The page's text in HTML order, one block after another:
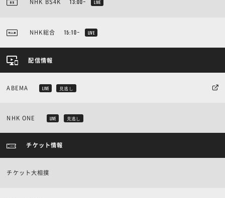
NHK BS4K 13:00~ LIVE
NHK総合 15:10~ LIVE
配信情報
ABEMA LIVE 見逃し
NHK ONE LIVE 見逃し
チケット情報
チケット大相撲